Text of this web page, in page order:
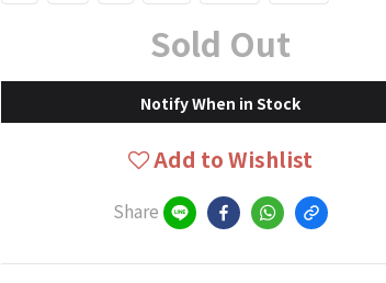
Sold Out
Notify When in Stock
Add to Wishlist
Share